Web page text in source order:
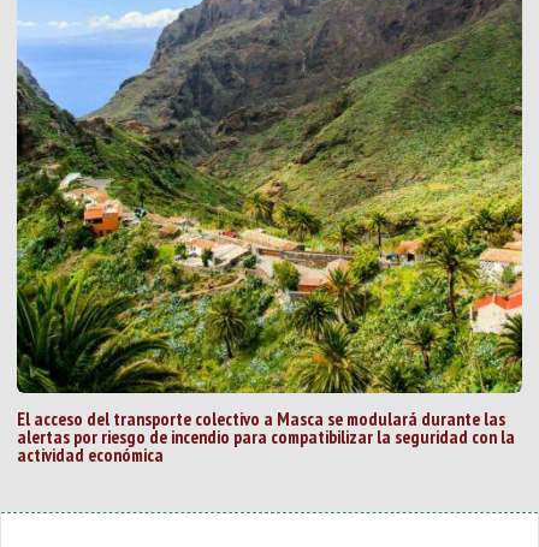
El acceso del transporte colectivo a Masca se modulará durante las
alertas por riesgo de incendio para compatibilizar la seguridad con la
actividad económica